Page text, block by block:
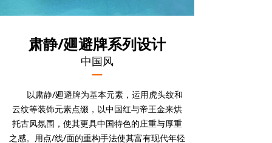
肃静/廽避牌系列设计
中国风
—
以肃静/廽避牌为基本元素，运用虎头纹和
云纹等装饰元素点缀，以中国红与帝王金来烘
托古风氛围，使其更具中国特色的庄重与厚重
之感。用点/线/面的重构手法使其富有现代年轻